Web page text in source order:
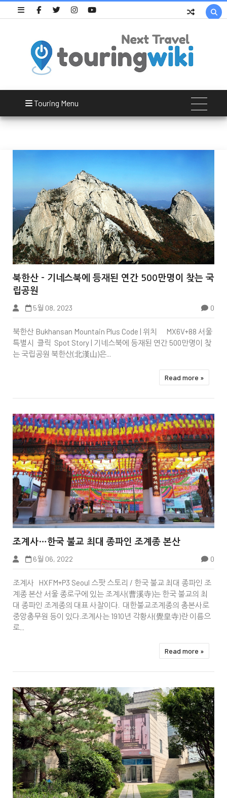

Touring Menu


종로구
북한산 – 기네스북에 등재된 연간 500만명이 찾는 국
립공원
5월 08, 2023 0
북한산 Bukhansan Mountain Plus Code | 위치 MX6V+88 서울
특별시 클릭 Spot Story | 기네스북에 등재된 연간 500만명이 찾
는 국립공원 북한산(北漢山)은...
Read more »


한국불교
조계사…한국 불교 최대 종파인 조계종 본산
6월 06, 2022 0
조계사 HXFM+P3 Seoul 스팟 스토리 / 한국 불교 최대 종파인 조
계종 본산 서울 종로구에 있는 조계사(曹溪寺)는 한국 불교의 최
대 종파인 조계종의 대표 사찰이다. 대한불교조계종의 총본사로
중앙총무원 등이 있다.조계사는 1910년 각황사(覺皇寺)란 이름으
로...
Read more »
ReviewPick